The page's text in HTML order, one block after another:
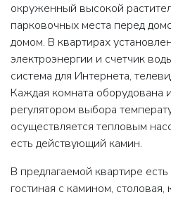
окруженный высокой
парковочных места перед
домом. В квартирах
электроэнергии и счетчик
система для Интернета,
Каждая комната оборудована
регулятором выбора
осуществляется тепловым
есть действующий камин.
В предлагаемой квартире
гостиная с камином, столовая,